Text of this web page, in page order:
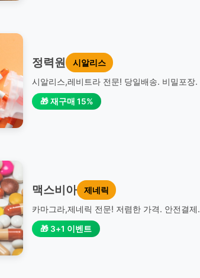
정력원
시알리스
시알리스,레비트라 전문! 당일배송. 비밀포장.
🎁 재구매 15%
맥스비아
제네릭
카마그라,제네릭 전문! 저렴한 가격. 안전결제.
🎁 3+1 이벤트